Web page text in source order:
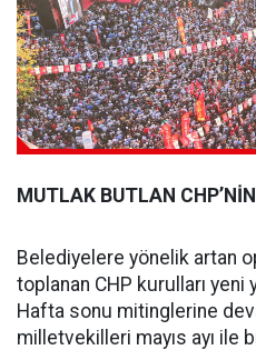
MUTLAK BUTLAN
Belediyelere yönelik artan
toplanan CHP kurulları yeni
Hafta sonu mitinglerine
milletvekilleri mayıs ayı ile